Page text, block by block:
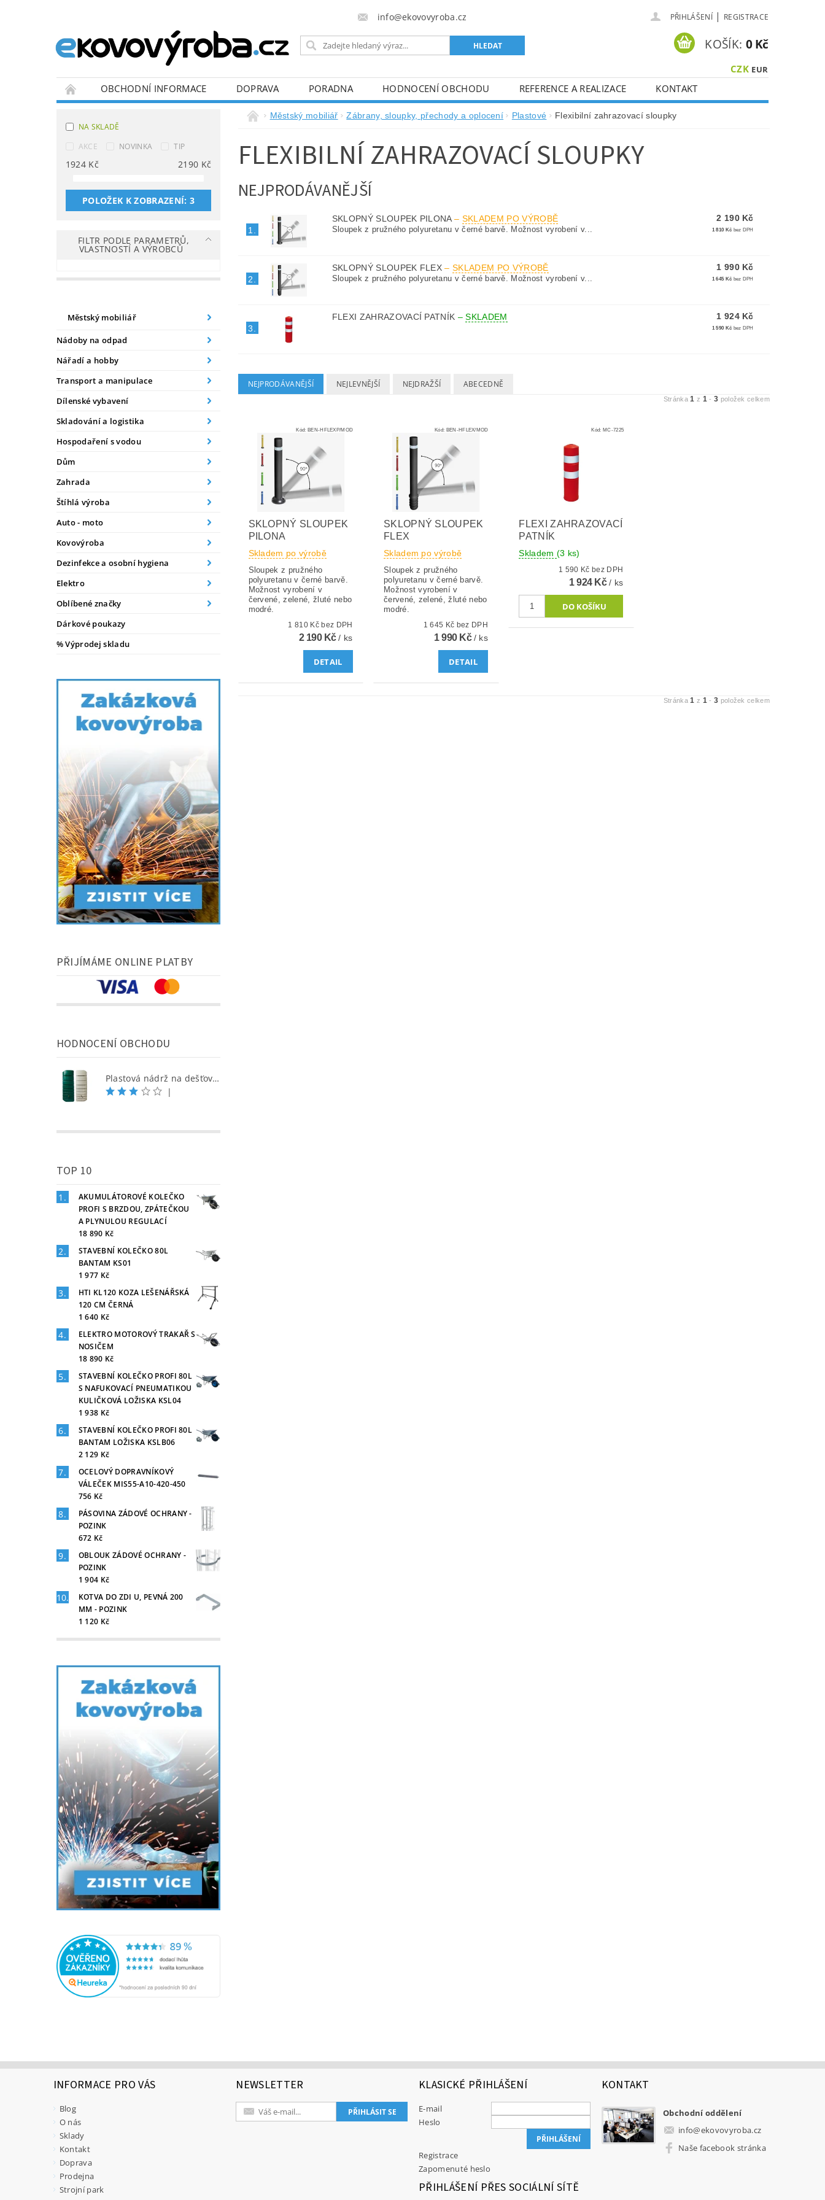
info@ekovovyroba.cz PŘIHLÁŠENÍ | REGISTRACE
CZK EUR
KOŠÍK: 0 Kč
OBCHODNÍ INFORMACE DOPRAVA PORADNA HODNOCENÍ OBCHODU REFERENCE A REALIZACE
KONTAKT
NA SKLADĚ
AKCE
NOVINKA TIP
1924 Kč 2190 Kč
POLOŽEK K ZOBRAZENÍ: 3
FILTR PODLE PARAMETRŮ,
VLASTNOSTÍ A VÝROBCŮ
Městský mobiliář
Nádoby na odpad
Nářadí a hobby
Transport a manipulace
Dílenské vybavení
Skladování a logistika
Hospodaření s vodou
Dům
Zahrada
Štíhlá výroba
Auto - moto
Kovovýroba
Dezinfekce a osobní hygiena
Elektro
Oblíbené značky
Dárkové poukazy
% Výprodej skladu
PŘIJÍMÁME ONLINE PLATBY
HODNOCENÍ OBCHODU
Plastová nádrž na dešťovou vodu SEINE 650 l, písková
|
TOP 10
AKUMULÁTOROVÉ KOLEČKO
PROFI S BRZDOU, ZPÁTEČKOU
A PLYNULOU REGULACÍ
18 890 Kč
STAVEBNÍ KOLEČKO 80L
BANTAM KS01
1 977 Kč
HTI KL120 KOZA LEŠENÁŘSKÁ
120 CM ČERNÁ
1 640 Kč
ELEKTRO MOTOROVÝ TRAKAŘ S
NOSIČEM
18 890 Kč
STAVEBNÍ KOLEČKO PROFI 80L
S NAFUKOVACÍ PNEUMATIKOU
KULIČKOVÁ LOŽISKA KSL04
1 938 Kč
STAVEBNÍ KOLEČKO PROFI 80L
BANTAM LOŽISKA KSLB06
2 129 Kč
OCELOVÝ DOPRAVNÍKOVÝ
VÁLEČEK MIS55-A10-420-450
756 Kč
PÁSOVINA ZÁDOVÉ OCHRANY -
POZINK
672 Kč
OBLOUK ZÁDOVÉ OCHRANY -
POZINK
1 904 Kč
KOTVA DO ZDI U, PEVNÁ 200
MM - POZINK
1 120 Kč
Městský mobiliář Zábrany, sloupky, přechody a oplocení Plastové Flexibilní zahrazovací sloupky
FLEXIBILNÍ ZAHRAZOVACÍ SLOUPKY
NEJPRODÁVANĚJŠÍ
1.
SKLOPNÝ SLOUPEK PILONA– SKLADEM PO VÝROBĚ
Sloupek z pružného polyuretanu v černé barvě. Možnost vyrobení v...
2 190 Kč
1 810 Kč bez DPH
2.
SKLOPNÝ SLOUPEK FLEX–SKLADEM PO VÝROBĚ
Sloupek z pružného polyuretanu v černé barvě. Možnost vyrobení v...
1 990 Kč
1 645 Kč bez DPH
3.
FLEXI ZAHRAZOVACÍ PATNÍK –SKLADEM 1 924 Kč
1 590 Kč bez DPH
NEJPRODÁVANĚJŠÍ NEJLEVNĚJŠÍ NEJDRAŽŠÍ ABECEDNĚ
Stránka1 z 1 - 3 položek celkem
Kód: BEN-HFLEXP/MOD
SKLOPNÝ SLOUPEK
PILONA
Skladem po výrobě
Sloupek z pružného
polyuretanu v černé barvě.
Možnost vyrobení v
červené, zelené, žluté nebo
modré.
1 810 Kč bez DPH
2 190 Kč/ ks
DETAIL
Kód: BEN-HFLEX/MOD
SKLOPNÝ SLOUPEK
FLEX
Skladem po výrobě
Sloupek z pružného
polyuretanu v černé barvě.
Možnost vyrobení v
červené, zelené, žluté nebo
modré.
1 645 Kč bez DPH
1 990 Kč/ ks
DETAIL
Kód: MC-7225
FLEXI ZAHRAZOVACÍ
PATNÍK
Skladem (3 ks)
1 590 Kč bez DPH
1 924 Kč/ ks
Stránka1 z 1 - 3 položek celkem
INFORMACE PRO VÁS
Blog
O nás
Sklady
Kontakt
Doprava
Prodejna
Strojní park
NEWSLETTER KLASICKÉ PŘIHLÁŠENÍ
E-mail
Heslo
Registrace
Zapomenuté heslo
PŘIHLÁŠENÍ PŘES SOCIÁLNÍ SÍTĚ
KONTAKT
Obchodní oddělení
info@ekovovyroba.cz
Naše facebook stránka